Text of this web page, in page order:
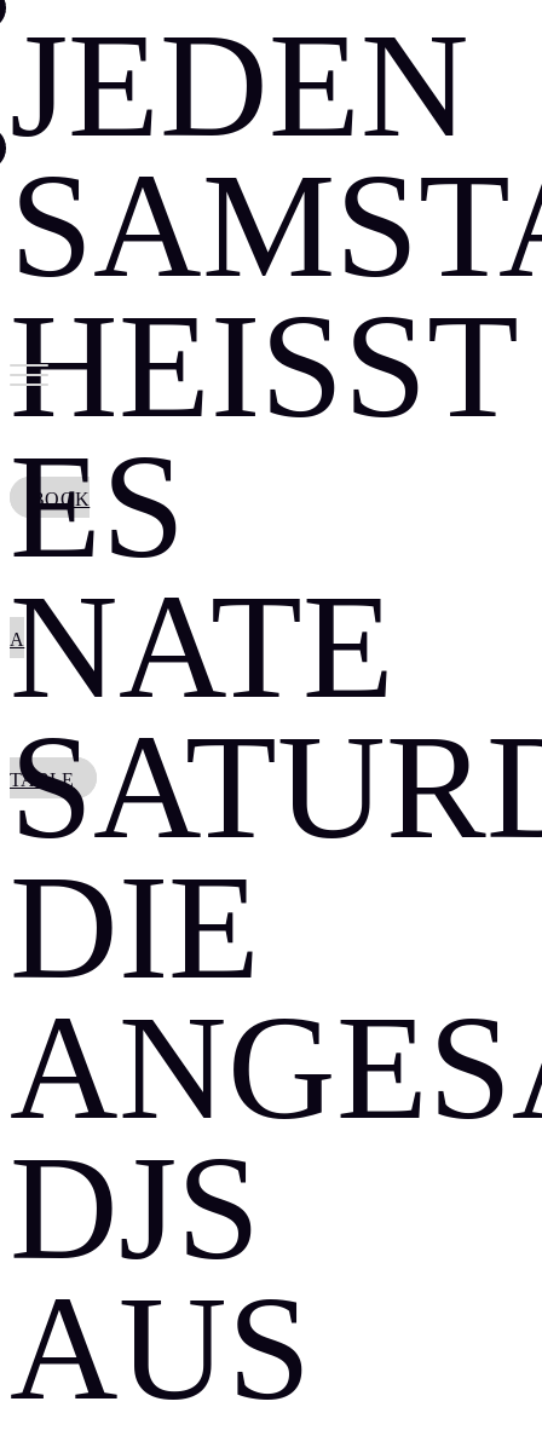
JOBS
GUESTLIST
BOOK
A
TABLE
JEDEN
HEISST E
S N
ATE S
IE A
JS A
US D